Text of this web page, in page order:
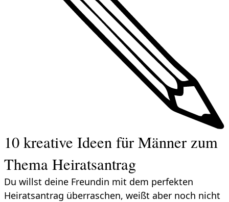
10 kreative Ideen für Männer zum
Thema Heiratsantrag
Du willst deine Freundin mit dem perfekten
Heiratsantrag überraschen, weißt aber noch nicht